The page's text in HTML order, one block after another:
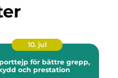
10. jul
för bättre grepp,
och prestation